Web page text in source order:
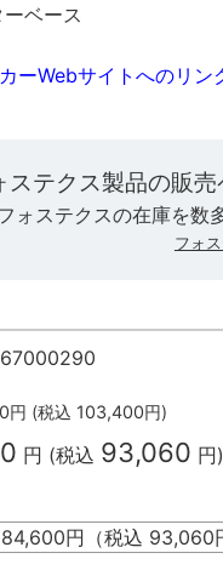
ベース
ーWebサイトへのリン
ステクス製品の販
ォステクスの在庫を数
フォ
円 (税込 103,400円)
円 (税込 93,060 円)
84,600円（税込 93,060